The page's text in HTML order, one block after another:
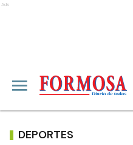
Ads
DEPORTES